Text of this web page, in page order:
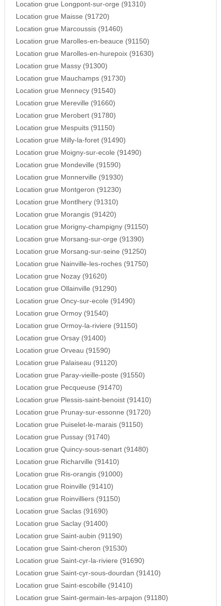
Location grue Longpont-sur-orge (91310)
Location grue Maisse (91720)
Location grue Marcoussis (91460)
Location grue Marolles-en-beauce (91150)
Location grue Marolles-en-hurepoix (91630)
Location grue Massy (91300)
Location grue Mauchamps (91730)
Location grue Mennecy (91540)
Location grue Mereville (91660)
Location grue Merobert (91780)
Location grue Mespuits (91150)
Location grue Milly-la-foret (91490)
Location grue Moigny-sur-ecole (91490)
Location grue Mondeville (91590)
Location grue Monnerville (91930)
Location grue Montgeron (91230)
Location grue Montlhery (91310)
Location grue Morangis (91420)
Location grue Morigny-champigny (91150)
Location grue Morsang-sur-orge (91390)
Location grue Morsang-sur-seine (91250)
Location grue Nainville-les-roches (91750)
Location grue Nozay (91620)
Location grue Ollainville (91290)
Location grue Oncy-sur-ecole (91490)
Location grue Ormoy (91540)
Location grue Ormoy-la-riviere (91150)
Location grue Orsay (91400)
Location grue Orveau (91590)
Location grue Palaiseau (91120)
Location grue Paray-vieille-poste (91550)
Location grue Pecqueuse (91470)
Location grue Plessis-saint-benoist (91410)
Location grue Prunay-sur-essonne (91720)
Location grue Puiselet-le-marais (91150)
Location grue Pussay (91740)
Location grue Quincy-sous-senart (91480)
Location grue Richarville (91410)
Location grue Ris-orangis (91000)
Location grue Roinville (91410)
Location grue Roinvilliers (91150)
Location grue Saclas (91690)
Location grue Saclay (91400)
Location grue Saint-aubin (91190)
Location grue Saint-cheron (91530)
Location grue Saint-cyr-la-riviere (91690)
Location grue Saint-cyr-sous-dourdan (91410)
Location grue Saint-escobille (91410)
Location grue Saint-germain-les-arpajon (91180)